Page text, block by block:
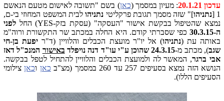
עדכון 20.1.21 : מעיון במסמך (כאן) בשם "תשובה לאישום מטעם הנאשם
1 [
נתניהו]" שזה מסמך תגובת פרקליטי נתניהולבית המשפט המחוזי בי-ם,
נמצא שהטיפול בבקשת אישור "העסקה" (עסקת בזק-YES) החל
לפני
ה-30.3.15
כפי שסברתי קודם. היא החלה במכתב שר התקשורת ורוה"מ
באותה עת (נתניהו) אל יו"ר מועצת הכבלים והלוויין (ד"ר יפעת בן-חי
שגב), מכתב מ-24.3.15 שהוכן ע"י עו"ד דנה נויפלד באישור המנכ"ל דאז
אבי ברגר, המאשר לה ולמועצת הכבלים והלוויין להתחיל לטפל בבקשה.
הנושא הזה נמצא בסעיפים 257 עד 260 במסמך (מצ"ב
כאן וכאןצילומי
הסעיפים הללו).